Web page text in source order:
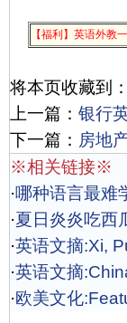
【福利】英语外教
将本页收藏到：
上一篇： 银行
下一篇： 房地
※相关链接※
·哪种语言最难
·夏日炎炎吃西
·英语文摘:Xi,
·英语文摘
·欧美文化